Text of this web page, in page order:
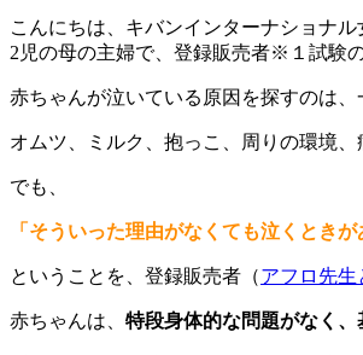
こんにちは、キバンインターナショナル
2児の母の主婦で、登録販売者※１試験
赤ちゃんが泣いている原因を探すのは、
オムツ、ミルク、抱っこ、周りの環境
でも、
「そういった理由がなくても泣くときが
ということを、登録販売者（アフロ先生
赤ちゃんは、 特段身体的な問題がなく